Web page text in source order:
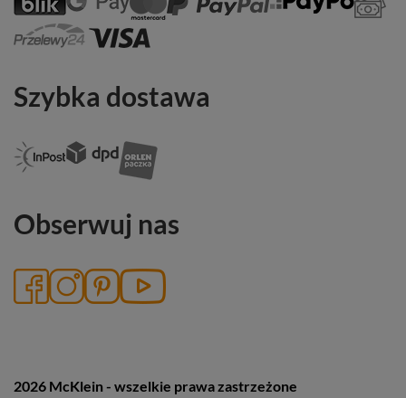
Szybka dostawa
Obserwuj nas
2026 McKlein - wszelkie prawa zastrzeżone